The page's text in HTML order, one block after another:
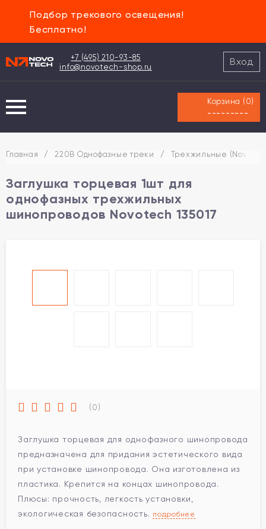
Подбор трекового освещения!
Бесплатно!
+7 (495) 210-93-85
info@novotech-shop.ru
Вход
Корзина ( 0)
---------
Главная / 220В Однофазные треки / Трехжильные
Заглушка торцевая 1шт для
однофазных трехжильных
шинопроводов Novotech 135017
(0)
Заглушка торцевая для однофазного шинопровода
предназначена для придания эстетического вида
при установке шинопровода. Она изготовлена из
пластика. Крепится на концах шинопровода.
Плюсы: прочность, легкость установки,
экологическая безопасность. подробнее